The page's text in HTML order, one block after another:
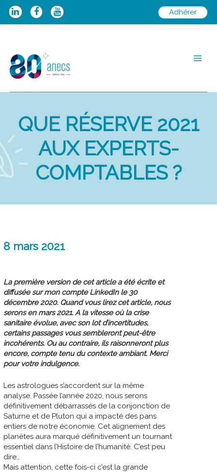
Aller
Adhérer
QUE RÉSERVE 2021
AUX EXPERTS-
COMPTABLES ?
8 mars 2021
La première version de cet article a été écrite et
diffusée sur mon compte LinkedIn le 30
décembre 2020. Quand vous lirez cet article, nous
serons en mars 2021. A la vitesse où la crise
sanitaire évolue, avec son lot d’incertitudes,
certains passages vous sembleront peut-être
incohérents. Ou au contraire, ils raisonneront plus
encore, compte tenu du contexte ambiant. Merci
pour votre indulgence.
Les astrologues s’accordent sur la même
analyse. Passée l’année 2020, nous serons
définitivement débarrassés de la conjonction de
Saturne et de Pluton qui a impacté des pans
entiers de notre économie. Cet alignement des
planètes aura marqué définitivement un tournant
essentiel dans l’Histoire de l’humanité. C’est peu
dire…
Mais attention, cette fois-ci c’est la grande